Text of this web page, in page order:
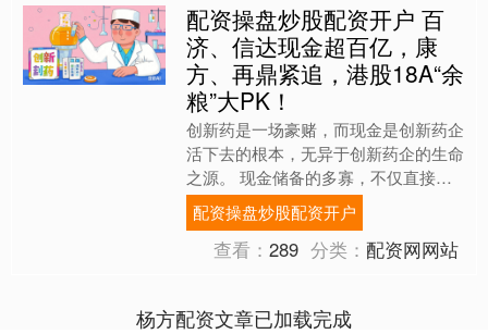
配资操盘炒股配资开户 百
济、信达现金超百亿，康
方、再鼎紧追，港股18A“余
粮”大PK！
创新药是一场豪赌，而现金是创新药企
活下去的根本，无异于创新药企的生命
之源。 现金储备的多寡，不仅直接影
响着企业的研发投入、市场扩张等核心
业务的开展，更画下了一条....
配资操盘炒股配资开户
查看：289 分类：配资网网站
杨方配资文章已加载完成